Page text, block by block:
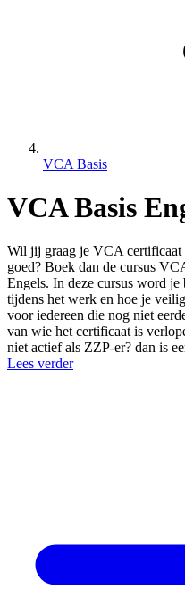
VCA Basis
VCA Basis
Wil jij graag je VCA certificaat
goed? Boek dan de cursus
Engels. In deze cursus word
tijdens het werk en hoe je
voor iedereen die nog niet
van wie het certificaat is
niet actief als ZZP-er? dan is
Lees verder